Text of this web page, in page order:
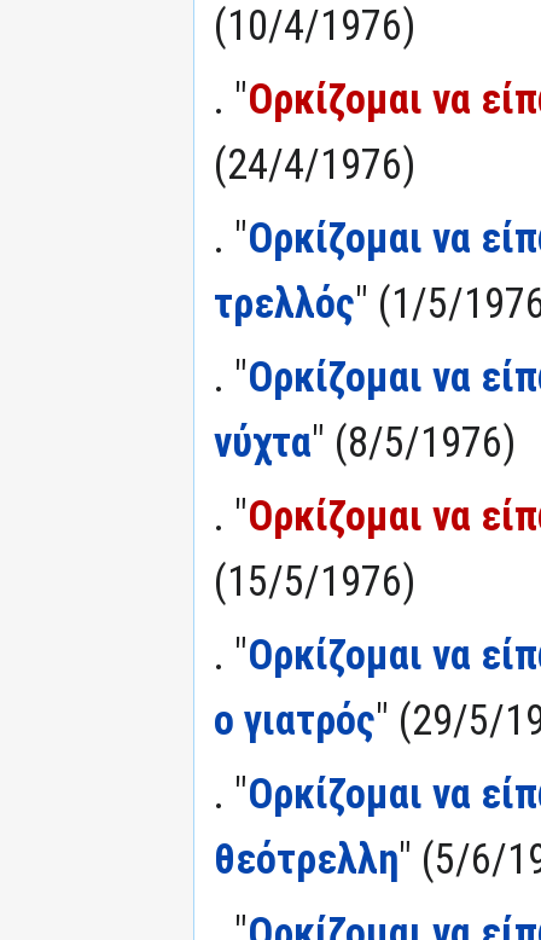
(10/4/1976)
. "Ορκίζομαι να
(24/4/1976)
. "Ορκίζομαι να
τρελλός" (1/5/
. "Ορκίζομαι να
νύχτα" (8/5/1976)
. "Ορκίζομαι να
(15/5/1976)
. "Ορκίζομαι να
ο γιατρός" (29/5/
. "Ορκίζομαι να
θεότρελλη" (5/6/